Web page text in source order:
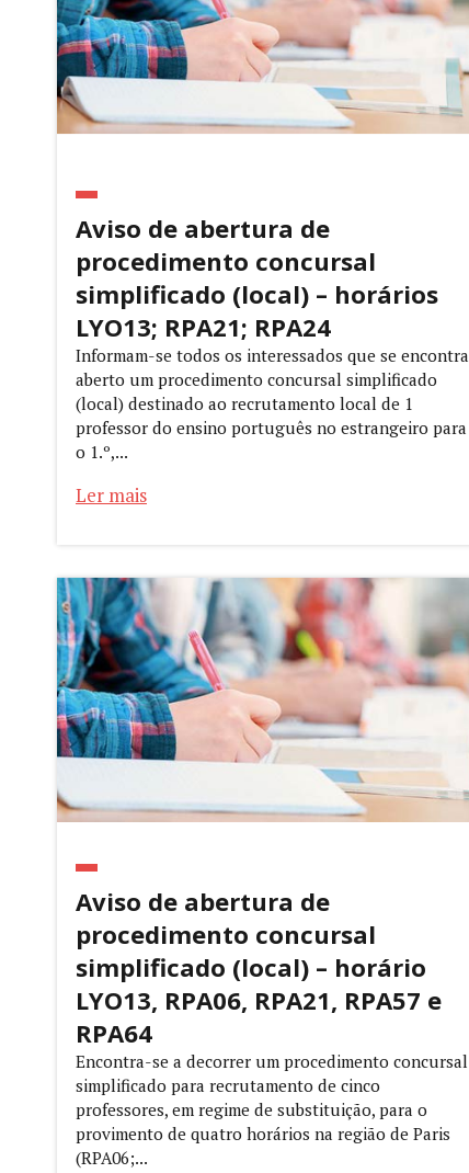
Aviso de abertura de
procedimento concursal
simplificado (local) – horários
LYO13; RPA21; RPA24
Informam-se todos os interessados que se encontra
aberto um procedimento concursal simplificado
(local) destinado ao recrutamento local de 1
professor do ensino português no estrangeiro para
o 1.º,...
Ler mais
Aviso de abertura de
procedimento concursal
simplificado (local) – horário
LYO13, RPA06, RPA21, RPA57 e
RPA64
Encontra-se a decorrer um procedimento concursal
simplificado para recrutamento de cinco
professores, em regime de substituição, para o
provimento de quatro horários na região de Paris
(RPA06;...